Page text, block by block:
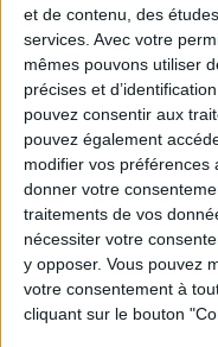
et de contenu, des
services. Avec votre
mêmes pouvons utiliser
précises et
pouvez consentir aux
pouvez également
modifier vos préférences
donner votre
traitements de vos
nécessiter votre
y opposer. Vous pouvez
votre consentement à
cliquant sur le bouton